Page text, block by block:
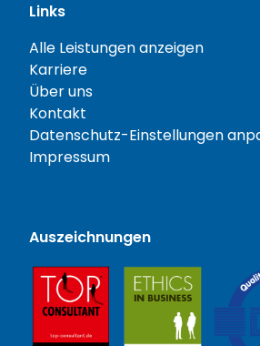
Links
Alle Leistungen anzeigen
Karriere
Über uns
Kontakt
Datenschutz-Einstellungen
Impressum
Auszeichnungen